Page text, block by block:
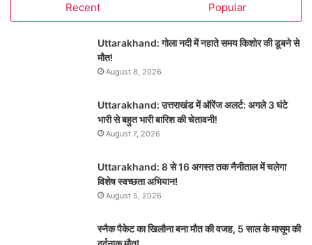
Recent Popular
Uttarakhand: गोला नदी में नहाते समय किशोर की डूबने से
मौत!
August 8, 2026
Uttarakhand: उत्तराखंड में ऑरेंज अलर्ट: अगले 3 घंटे
भारी से बहुत भारी बारिश की चेतावनी!
August 7, 2026
Uttarakhand: 8 से 16 अगस्त तक नैनीताल में चलेगा
विशेष स्वच्छता अभियान!
August 5, 2026
स्नैक पैकेट का खिलौना बना मौत की वजह, 5 साल के मासूम की